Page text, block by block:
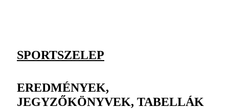
SPORTSZELEP
EREDMÉNYEK,
JEGYZŐKÖNYVEK, TABELLÁK